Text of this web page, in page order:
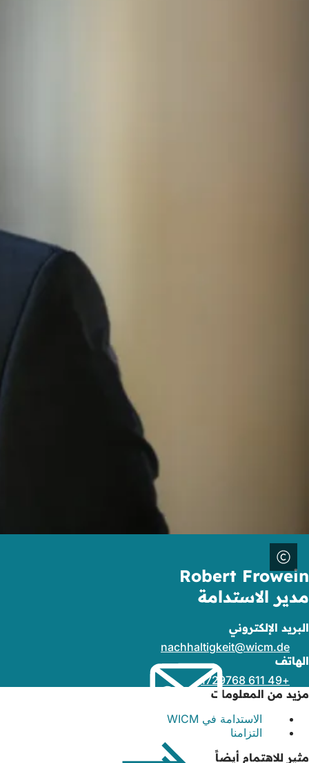
Robert Frowein
مدير الاستدامة
البريد الإلكتروني
nachhaltigkeit
wicm de
الهاتف
+49 611 1729768
مزيد من المعلومات
الاستدامة في WICM
التزامنا
مثير للاهتمام أيضاً